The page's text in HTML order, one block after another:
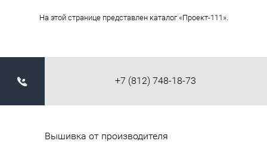
На этой странице представлен каталог «Проект-111».
+7 (812) 748-18-73
Вышивка от производителя